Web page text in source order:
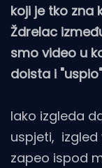
koji je tko zna
Ždrelac
smo video u
doista i
Iako izgleda
uspjeti, izgled
zapeo ispod